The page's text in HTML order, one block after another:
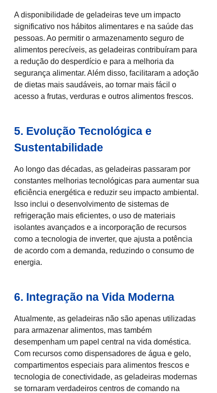
A disponibilidade de geladeiras teve um impacto
significativo nos hábitos alimentares e na saúde das
pessoas. Ao permitir o armazenamento seguro de
alimentos perecíveis, as geladeiras contribuíram para
a redução do desperdício e para a melhoria da
segurança alimentar. Além disso, facilitaram a adoção
de dietas mais saudáveis, ao tornar mais fácil o
acesso a frutas, verduras e outros alimentos frescos.
5. Evolução Tecnológica e
Sustentabilidade
Ao longo das décadas, as geladeiras passaram por
constantes melhorias tecnológicas para aumentar sua
eficiência energética e reduzir seu impacto ambiental.
Isso inclui o desenvolvimento de sistemas de
refrigeração mais eficientes, o uso de materiais
isolantes avançados e a incorporação de recursos
como a tecnologia de inverter, que ajusta a potência
de acordo com a demanda, reduzindo o consumo de
energia.
6. Integração na Vida Moderna
Atualmente, as geladeiras não são apenas utilizadas
para armazenar alimentos, mas também
desempenham um papel central na vida doméstica.
Com recursos como dispensadores de água e gelo,
compartimentos especiais para alimentos frescos e
tecnologia de conectividade, as geladeiras modernas
se tornaram verdadeiros centros de comando na